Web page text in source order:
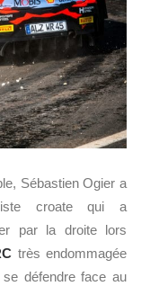
Sébastien Ogier a
croate qui a
par la droite lors
très endommagée
défendre face au